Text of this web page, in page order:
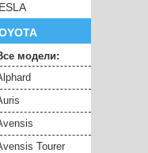
модели:
Tourer